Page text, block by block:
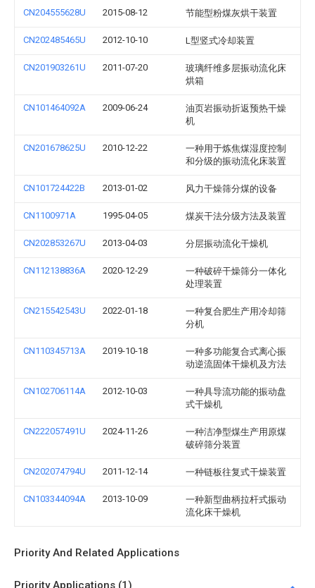
CN204555628U 2015-08-12 节能型粉煤灰烘干装置
CN202485465U 2012-10-10 L型竖式冷却装置
CN201903261U 2011-07-20
玻璃纤维多层振动流化床
烘箱
CN101464092A 2009-06-24
油页岩振动折返预热干燥
机
CN201678625U 2010-12-22
一种用于炼焦煤湿度控制
和分级的振动流化床装置
CN101724422B 2013-01-02 风力干燥筛分煤的设备
CN1100971A 1995-04-05 煤炭干法分级方法及装置
CN202853267U 2013-04-03 分层振动流化干燥机
CN112138836A 2020-12-29
一种破碎干燥筛分一体化
处理装置
CN215542543U 2022-01-18
一种复合肥生产用冷却筛
分机
CN110345713A 2019-10-18
一种多功能复合式离心振
动逆流固体干燥机及方法
CN102706114A 2012-10-03
一种具导流功能的振动盘
式干燥机
CN222057491U 2024-11-26
一种洁净型煤生产用原煤
破碎筛分装置
CN202074794U 2011-12-14 一种链板往复式干燥装置
CN103344094A 2013-10-09
一种新型曲柄拉杆式振动
流化床干燥机
Priority And Related Applications
Priority Applications (1)